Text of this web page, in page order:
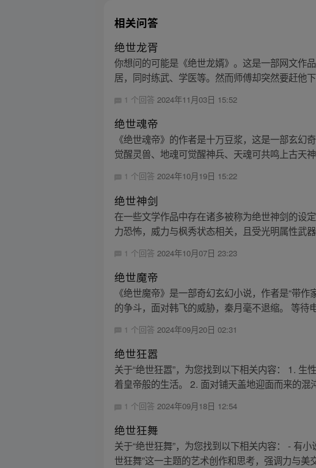
相关问答
绝世龙胥
你想问的可能是《绝世龙婿》。这是一部网文作
居，同时练武、学医等。然而师傅却突然要赶他
1 个回答2024年11月03日 15:52
绝世魂帝
《绝世魂帝》的作者是十万豆浆，这是一部玄
觉醒灵兽、地魂可觉醒神兵、天魂可共鸣上古天
1 个回答2024年10月19日 15:22
绝世神剑
在一些文学作品中存在诸多被称为绝世神剑的设
力恐怖，威力与枫秀状态相关，且受光明属性武
1 个回答 2024年10月07日 23:23
绝世魔帝
《绝世魔帝》是一部奇幻玄幻小说，作者是“带
的争斗，面对韩飞的威胁，秦月毫不退缩。 等待
1 个回答 2024年09月20日 02:31
绝世狂嚣
关于“绝世狂嚣”，为您找到以下相关内容： 1.
着皇帝般的生活。 2. 面对铺天盖地迎面而来的混
1 个回答2024年09月18日 12:54
绝世狂舞
关于“绝世狂舞”，为您找到以下相关内容： - 有
世狂舞”这一主题的艺术创作和思考，强调力与美